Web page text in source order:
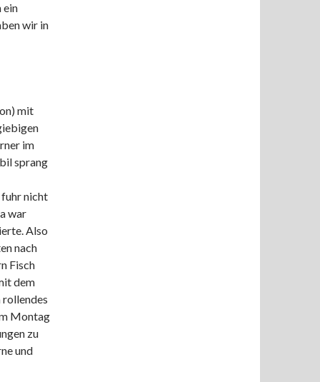
ein
wir in
mit
im
sprang
nicht
war
Also
nach
Fisch
dem
Montag
zu
und